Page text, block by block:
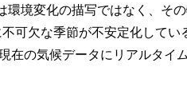
境変化の描写ではなく、そ
可欠な季節が不安定化して
在の気候データにリアルタ